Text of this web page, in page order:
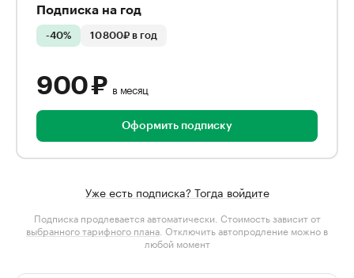
Подписка на год
-40% 10 800₽ в год
900 ₽ в месяц
Оформить подписку
Уже есть подписка? Тогда войдите
Подписка продлевается автоматически. Стоимость зависит от
выбранного тарифного плана . Отключить автопродление можно в
любой момент